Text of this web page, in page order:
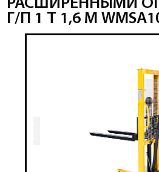
РАСШИРЕННЫМИ
Г/П 1 Т 1,6 М